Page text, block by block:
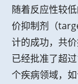
随着反应性较
价抑制剂（
计的成功，共
已经批准了超
个疾病领域，